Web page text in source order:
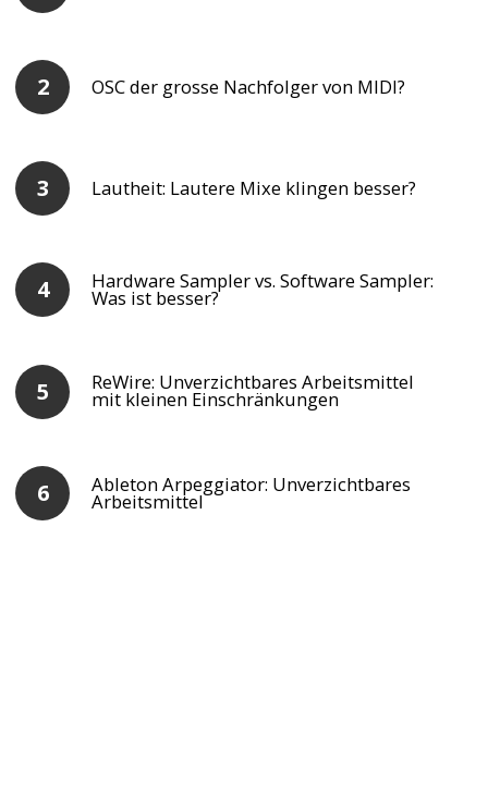
OSC der grosse Nachfolger von MIDI?
Lautheit: Lautere Mixe klingen besser?
Hardware Sampler vs. Software Sampler:
Was ist besser?
ReWire: Unverzichtbares Arbeitsmittel
mit kleinen Einschränkungen
Ableton Arpeggiator: Unverzichtbares
Arbeitsmittel